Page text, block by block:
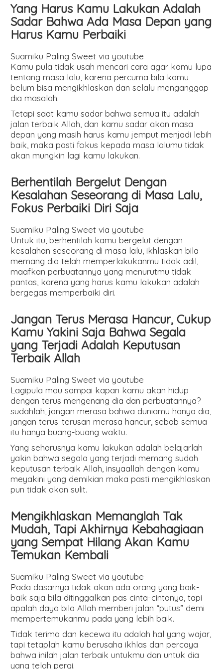
Yang Harus Kamu Lakukan Adalah
Sadar Bahwa Ada Masa Depan yang
Harus Kamu Perbaiki
Suamiku Paling Sweet via youtube
Kamu pula tidak usah mencari cara agar kamu lupa
tentang masa lalu, karena percuma bila kamu
belum bisa mengikhlaskan dan selalu menganggap
dia masalah.
Tetapi saat kamu sadar bahwa semua itu adalah
jalan terbaik Allah, dan kamu sadar akan masa
depan yang masih harus kamu jemput menjadi lebih
baik, maka pasti fokus kepada masa lalumu tidak
akan mungkin lagi kamu lakukan.
Berhentilah Bergelut Dengan
Kesalahan Seseorang di Masa Lalu,
Fokus Perbaiki Diri Saja
Suamiku Paling Sweet via youtube
Untuk itu, berhentilah kamu bergelut dengan
kesalahan seseorang di masa lalu, ikhlaskan bila
memang dia telah memperlakukanmu tidak adil,
maafkan perbuatannya yang menurutmu tidak
pantas, karena yang harus kamu lakukan adalah
bergegas memperbaiki diri.
Jangan Terus Merasa Hancur, Cukup
Kamu Yakini Saja Bahwa Segala
yang Terjadi Adalah Keputusan
Terbaik Allah
Suamiku Paling Sweet via youtube
Lagipula mau sampai kapan kamu akan hidup
dengan terus mengenang dia dan perbuatannya?
sudahlah, jangan merasa bahwa duniamu hanya dia,
jangan terus-terusan merasa hancur, sebab semua
itu hanya buang-buang waktu.
Yang seharusnya kamu lakukan adalah belajarlah
yakin bahwa segala yang terjadi memang sudah
keputusan terbaik Allah, insyaallah dengan kamu
meyakini yang demikian maka pasti mengikhlaskan
pun tidak akan sulit.
Mengikhlaskan Memanglah Tak
Mudah, Tapi Akhirnya Kebahagiaan
yang Sempat Hilang Akan Kamu
Temukan Kembali
Suamiku Paling Sweet via youtube
Pada dasarnya tidak akan ada orang yang baik-
baik saja bila ditinggalkan pas cinta-cintanya, tapi
apalah daya bila Allah memberi jalan “putus” demi
mempertemukanmu pada yang lebih baik.
Tidak terima dan kecewa itu adalah hal yang wajar,
tapi tetaplah kamu berusaha ikhlas dan percaya
bahwa inilah jalan terbaik untukmu dan untuk dia
yang telah pergi.